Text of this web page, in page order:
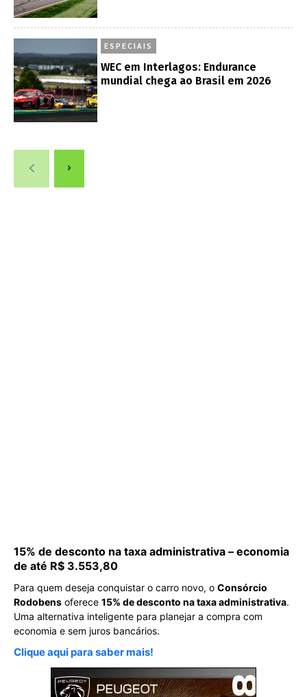
ESPECIAIS
WEC em Interlagos: Endurance
mundial chega ao Brasil em 2026
15% de desconto na taxa administrativa – economia
de até R$ 3.553,80
Para quem deseja conquistar o carro novo, o Consórcio
Rodobens oferece 15% de desconto na taxa administrativa.
Uma alternativa inteligente para planejar a compra com
economia e sem juros bancários.
Clique aqui para saber mais!